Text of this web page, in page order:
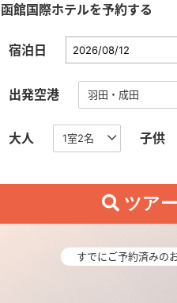
函館国際ホテルを予約する
宿泊日
出発空港
大人 子供
すでにご予約済みの